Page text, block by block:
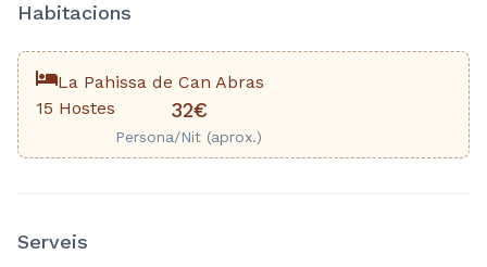
Habitacions
La Pahissa de Can Abras
15 Hostes
32€
Persona/Nit (aprox.)
Serveis